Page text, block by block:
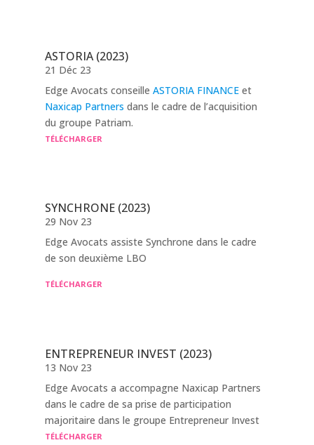
ASTORIA (2023)
21 Déc 23
Edge Avocats conseille ASTORIA FINANCEet
Naxicap Partners dans le cadre de l’acquisition
du groupe Patriam.
TÉLÉCHARGER
SYNCHRONE (2023)
29 Nov 23
Edge Avocats assiste Synchrone dans le cadre
de son deuxième LBO
TÉLÉCHARGER
ENTREPRENEUR INVEST (2023)
13 Nov 23
Edge Avocats a accompagne Naxicap Partners
dans le cadre de sa prise de participation
majoritaire dans le groupe Entrepreneur Invest
TÉLÉCHARGER